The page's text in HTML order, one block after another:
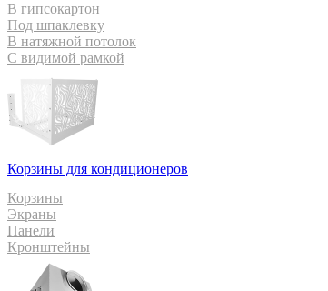
В гипсокартон
Под шпаклевку
В натяжной потолок
С видимой рамкой
Корзины для кондиционеров
Корзины
Экраны
Панели
Кронштейны